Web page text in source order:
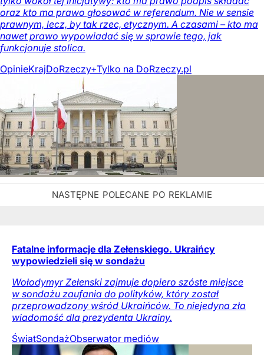
oraz kto ma prawo głosować w referendum. Nie w sensie
prawnym, lecz, by tak rzec, etycznym. A czasami – kto ma
nawet prawo wypowiadać się w sprawie tego, jak
funkcjonuje stolica.
OpinieKrajDoRzeczy+Tylko na DoRzeczy.pl
Fatalne informacje dla Zełenskiego. Ukraińcy
wypowiedzieli się w sondażu
Wołodymyr Zełenski zajmuje dopiero szóste miejsce
w sondażu zaufania do polityków, który został
przeprowadzony wśród Ukraińców. To niejedyna zła
wiadomość dla prezydenta Ukrainy.
ŚwiatSondażObserwator mediów